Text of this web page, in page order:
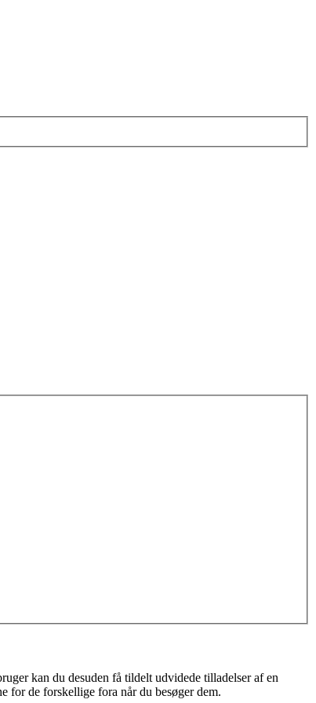
kan du desuden få tildelt udvidede tilladelser af en
for de forskellige fora når du besøger dem.